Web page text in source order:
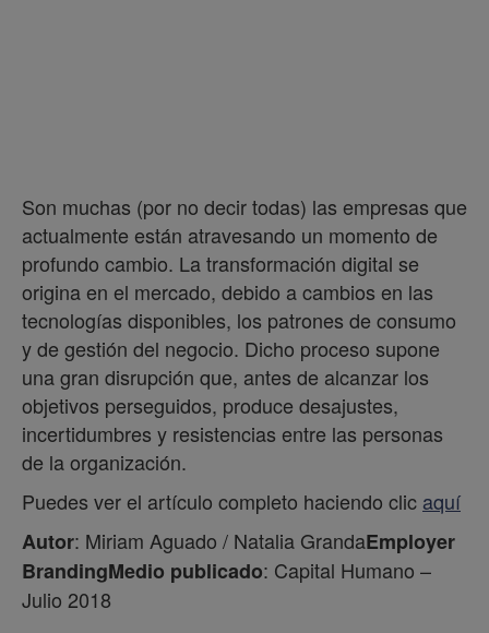
Son muchas (por no decir todas) las empresas que
actualmente están atravesando un momento de
profundo cambio. La transformación digital se
origina en el mercado, debido a cambios en las
tecnologías disponibles, los patrones de consumo
y de gestión del negocio. Dicho proceso supone
una gran disrupción que, antes de alcanzar los
objetivos perseguidos, produce desajustes,
incertidumbres y resistencias entre las personas
de la organización.
Puedes ver el artículo completo haciendo clic aquí
Autor: Miriam Aguado / Natalia GrandaEmployer
BrandingMedio publicado: Capital Humano –
Julio 2018